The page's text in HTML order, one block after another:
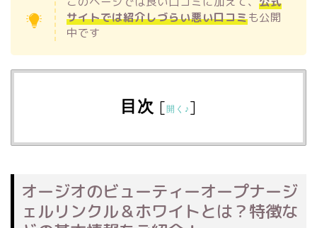
サイトでは紹介しづらい悪い口コミも公開
中です
目次 [開く♪ ]
オージオのビューティーオープナージ
ェルリンクル＆ホワイトとは？特徴な